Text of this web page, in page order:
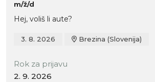
m/ž/d
Hej, voliš li aute?
3. 8. 2026 Brezina (Slovenija)
Rok za prijavu
2. 9. 2026